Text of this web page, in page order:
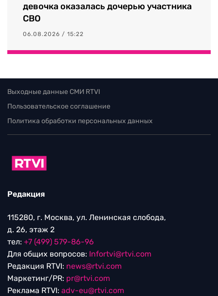
девочка оказалась дочерью участника
СВО
06.08.2026 / 15:22
Выходные данные СМИ RTVI
Пользовательское соглашение
Политика обработки персональных данных
Редакция
115280, г. Москва, ул. Ленинская слобода,
д. 26, этаж 2
тел: +7 (499) 579-86-96
Для общих вопросов: Infortvi@rtvi.com
Редакция RTVI: news@rtvi.com
Маркетинг/PR: pr@rtvi.com
Реклама RTVI: adv-eu@rtvi.com